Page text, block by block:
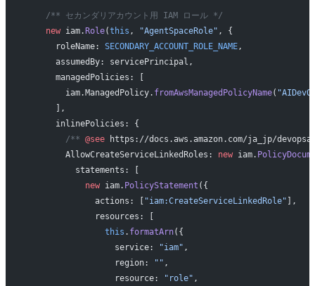
    /** セカンダリアカウント用 IAM ロール */
    new
iam.Role(this , "AgentSpaceRole" , {
      roleName:
SECONDARY_ACCOUNT_ROLE_NAME,
      assumedBy: servicePrincipal,
      managedPolicies: [
        iam.ManagedPolicy.
fromAwsManagedPolicyName(
      ],
      inlinePolicies: {
        /**
@see https://docs.aws.amazon.com/ja_jp/
        AllowCreateServiceLinkedRoles:
new iam.
          statements: [
            new
iam. PolicyStatement ({
              actions: [
"iam:CreateServiceLinkedRole" ],
              resources: [
                this
. formatArn({
                  service:
"iam" ,
                  region:
"" ,
                  resource:
"role" ,